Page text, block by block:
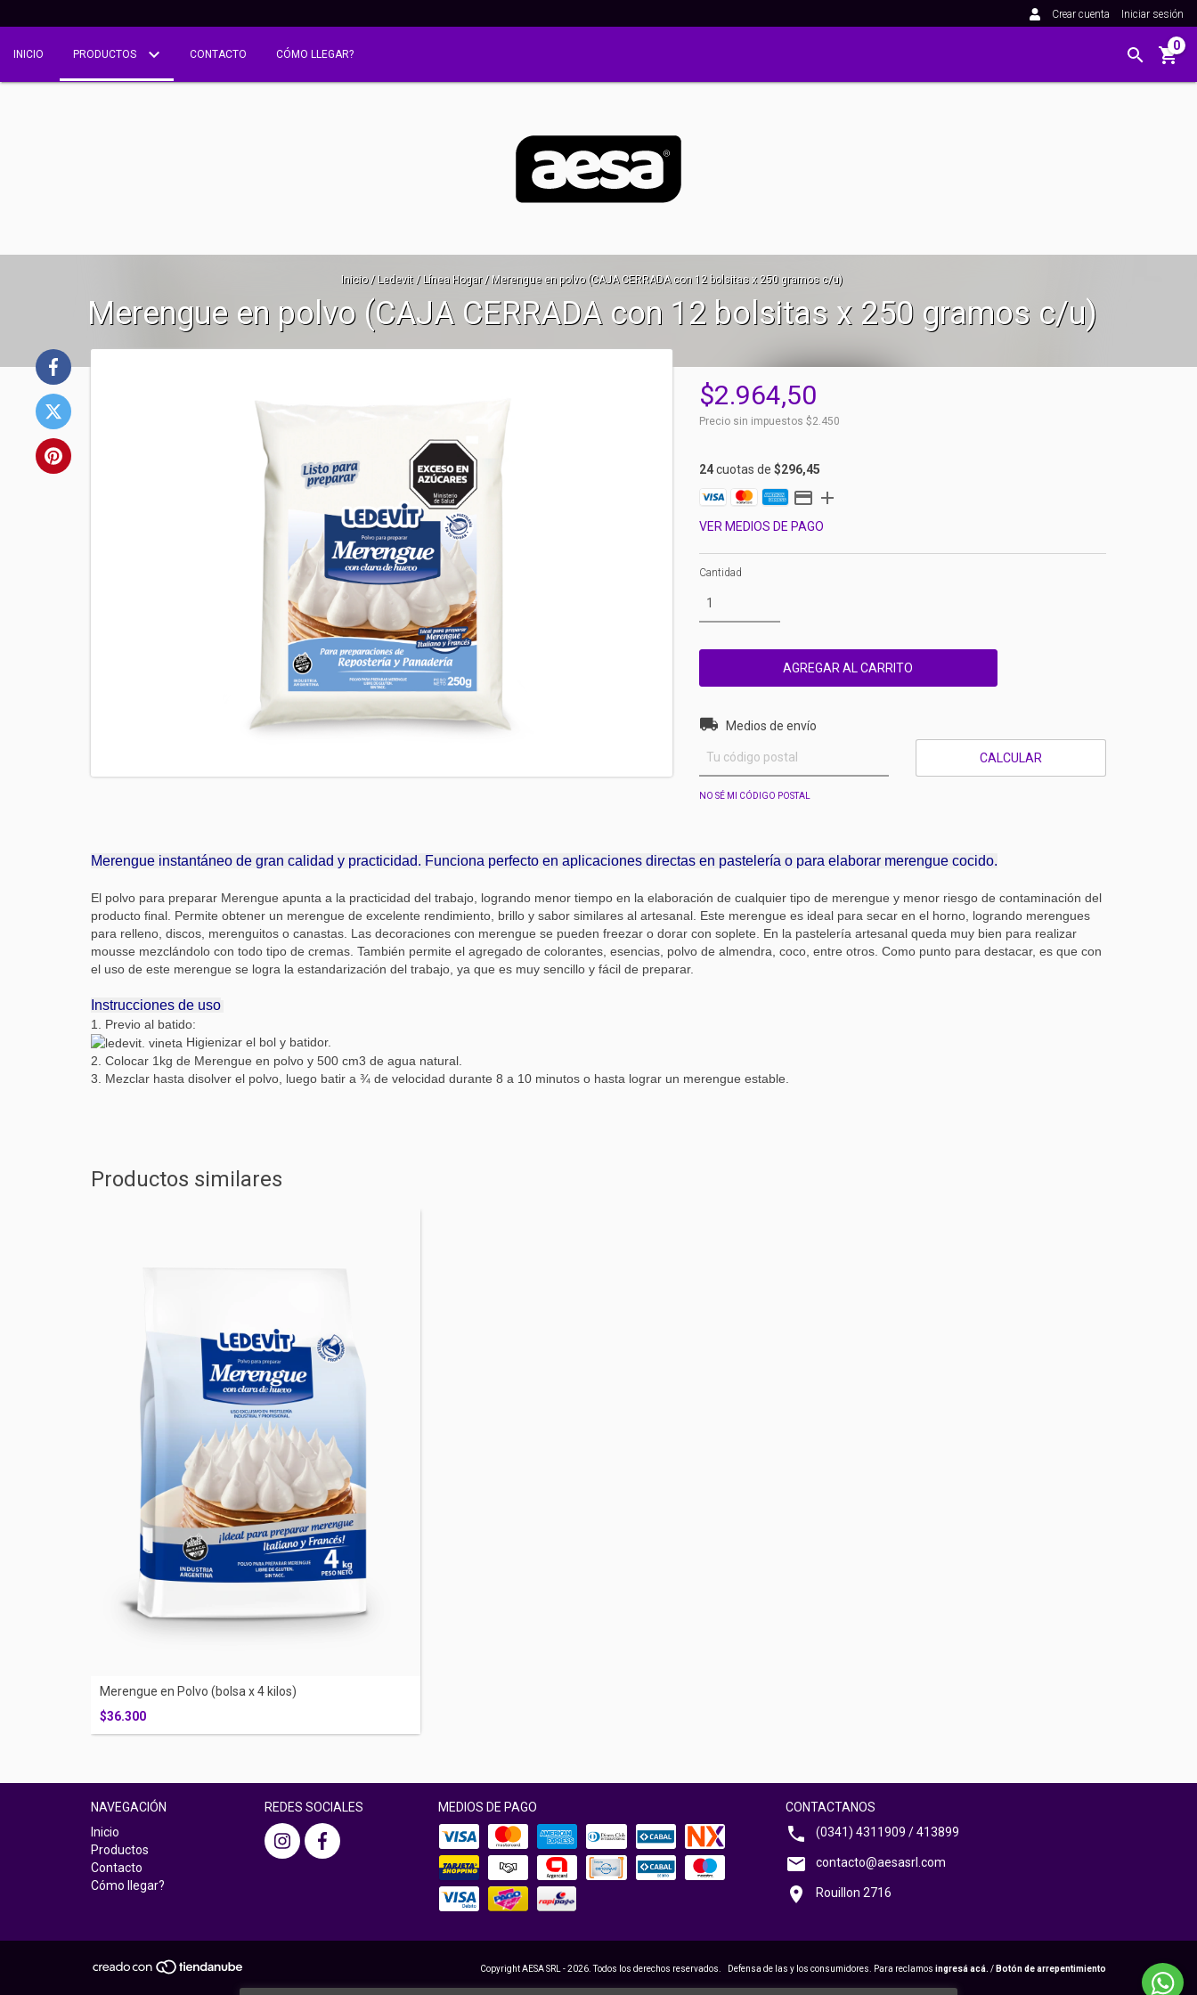
Crear cuenta Iniciar sesión
INICIO PRODUCTOS CONTACTO CÓMO LLEGAR?
0
Inicio / Ledevit / Línea Hogar / Merengue en polvo (CAJA CERRADA con 12 bolsitas x 250 gramos c/u)
Merengue en polvo (CAJA CERRADA con 12 bolsitas x 250 gramos c/u)
$2.964,50
Precio sin impuestos $2.450
24cuotas de $296,45
VER MEDIOS DE PAGO
Cantidad
Entregas para el CP:
Medios de envío
CALCULAR
NO SÉ MI CÓDIGO POSTAL
Merengue instantáneo de gran calidad y practicidad. Funciona perfecto en aplicaciones directas en pastelería o para elaborar merengue cocido.
El polvo para preparar Merengue apunta a la practicidad del trabajo, logrando menor tiempo en la elaboración de cualquier tipo de merengue y menor riesgo de contaminación del
producto final. Permite obtener un merengue de excelente rendimiento, brillo y sabor similares al artesanal. Este merengue es ideal para secar en el horno, logrando merengues
para relleno, discos, merenguitos o canastas. Las decoraciones con merengue se pueden freezar o dorar con soplete. En la pastelería artesanal queda muy bien para realizar
mousse mezclándolo con todo tipo de cremas. También permite el agregado de colorantes, esencias, polvo de almendra, coco, entre otros. Como punto para destacar, es que con
el uso de este merengue se logra la estandarización del trabajo, ya que es muy sencillo y fácil de preparar.
Instrucciones de uso
1. Previo al batido:
Higienizar el bol y batidor.
2. Colocar 1kg de Merengue en polvo y 500 cm3 de agua natural.
3. Mezclar hasta disolver el polvo, luego batir a ¾ de velocidad durante 8 a 10 minutos o hasta lograr un merengue estable.
Productos similares
Merengue en Polvo (bolsa x 4 kilos)
$36.300
NAVEGACIÓN
Inicio
Productos
Contacto
Cómo llegar?
REDES SOCIALES MEDIOS DE PAGO
CONTACTANOS
(0341) 4311909 / 413899
contacto@aesasrl.com
Rouillon 2716
Copyright AESA SRL - 2026. Todos los derechos reservados. Defensa de las y los consumidores. Para reclamos ingresá acá. / Botón de arrepentimiento